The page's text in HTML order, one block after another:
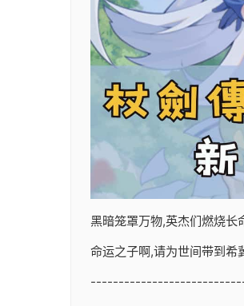
黑暗笼罩万物,英杰们燃烧长
命运之子啊,请为世间带到希